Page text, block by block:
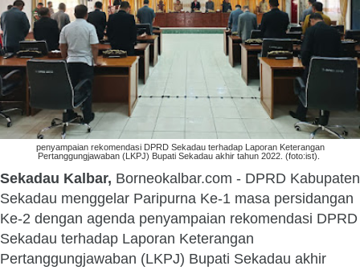
penyampaian rekomendasi DPRD Sekadau terhadap Laporan Keterangan
Pertanggungjawaban (LKPJ) Bupati Sekadau akhir tahun 2022. (foto:ist).
Sekadau Kalbar, Borneokalbar.com - DPRD Kabupaten
Sekadau menggelar Paripurna Ke-1 masa persidangan
Ke-2 dengan agenda penyampaian rekomendasi DPRD
Sekadau terhadap Laporan Keterangan
Pertanggungjawaban (LKPJ) Bupati Sekadau akhir